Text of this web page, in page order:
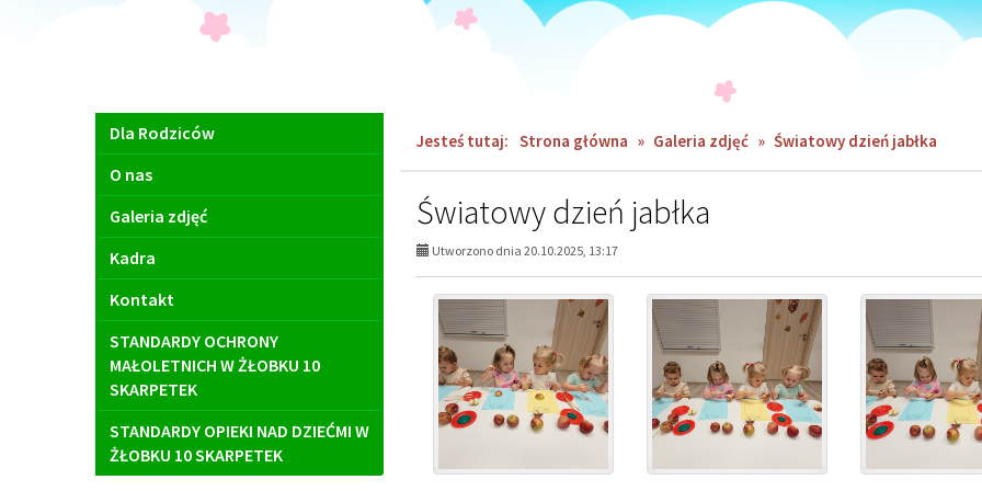
Menu
główne
Dla Rodziców
O nas
Galeria zdjęć
Kadra
Kontakt
STANDARDY OCHRONY
MAŁOLETNICH W ŻŁOBKU 10
SKARPETEK
STANDARDY OPIEKI NAD DZIEĆMI W
ŻŁOBKU 10 SKARPETEK
Jesteś tutaj: Strona główna » Galeria zdjęć » Światowy dzień jabłka
Światowy dzień jabłka
Utworzono dnia 20.10.2025, 13:17